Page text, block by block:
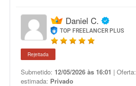
Daniel C.
TOP FREELANCER PLUS
Rejeitada
Submetido: 12/05/2026 às 16:01 | Oferta:
estimada: Privado